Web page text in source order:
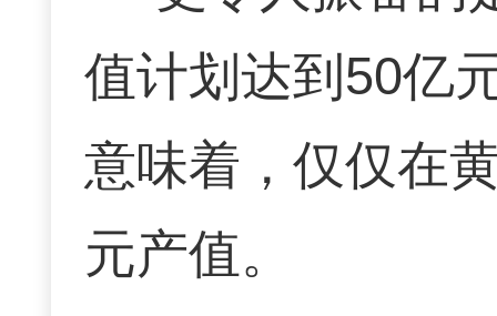
值计划达到50亿
意味着，仅仅在
元产值。